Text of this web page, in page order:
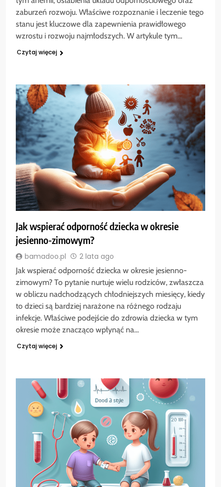
zaburzeń rozwoju. Właściwe rozpoznanie i leczenie tego
stanu jest kluczowe dla zapewnienia prawidłowego
wzrostu i rozwoju najmłodszych. W artykule tym…
Czytaj więcej
Jak wspierać odporność dziecka w okresie
jesienno-zimowym?
bamadoo.pl 2 lata ago
Jak wspierać odporność dziecka w okresie jesienno-
zimowym? To pytanie nurtuje wielu rodziców, zwłaszcza
w obliczu nadchodzących chłodniejszych miesięcy, kiedy
to dzieci są bardziej narażone na różnego rodzaju
infekcje. Właściwe podejście do zdrowia dziecka w tym
okresie może znacząco wpłynąć na…
Czytaj więcej